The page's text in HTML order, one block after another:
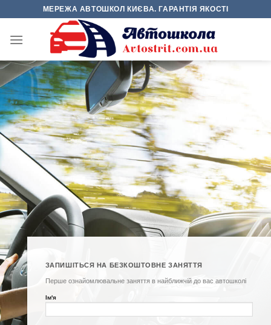
content
МЕРЕЖА АВТОШКОЛ КИЄВА. ГАРАНТІЯ ЯКОСТІ
ЗАПИШІТЬСЯ НА БЕЗКОШТОВНЕ ЗАНЯТТЯ
Перше ознайомлювальне заняття в найближчій до вас автошколі
Ім'я